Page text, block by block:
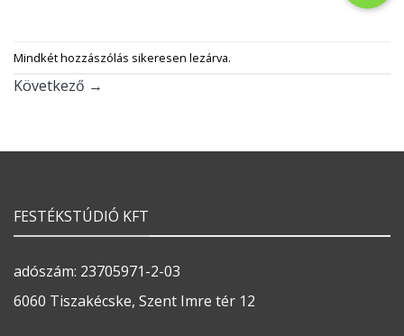
Mindkét hozzászólás sikeresen lezárva.
Következő →
FESTÉKSTÚDIÓ KFT
adószám: 23705971-2-03
6060 Tiszakécske, Szent Imre tér 12